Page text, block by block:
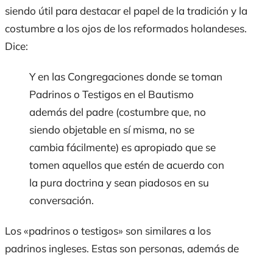
siendo útil para destacar el papel de la tradición y la
costumbre a los ojos de los reformados holandeses.
Dice:
Y en las Congregaciones donde se toman
Padrinos o Testigos en el Bautismo
además del padre (costumbre que, no
siendo objetable en sí misma, no se
cambia fácilmente) es apropiado que se
tomen aquellos que estén de acuerdo con
la pura doctrina y sean piadosos en su
conversación.
Los «padrinos o testigos» son similares a los
padrinos ingleses. Estas son personas, además de